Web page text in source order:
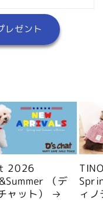
レゼント
2026
（デ
ャット）
ィ